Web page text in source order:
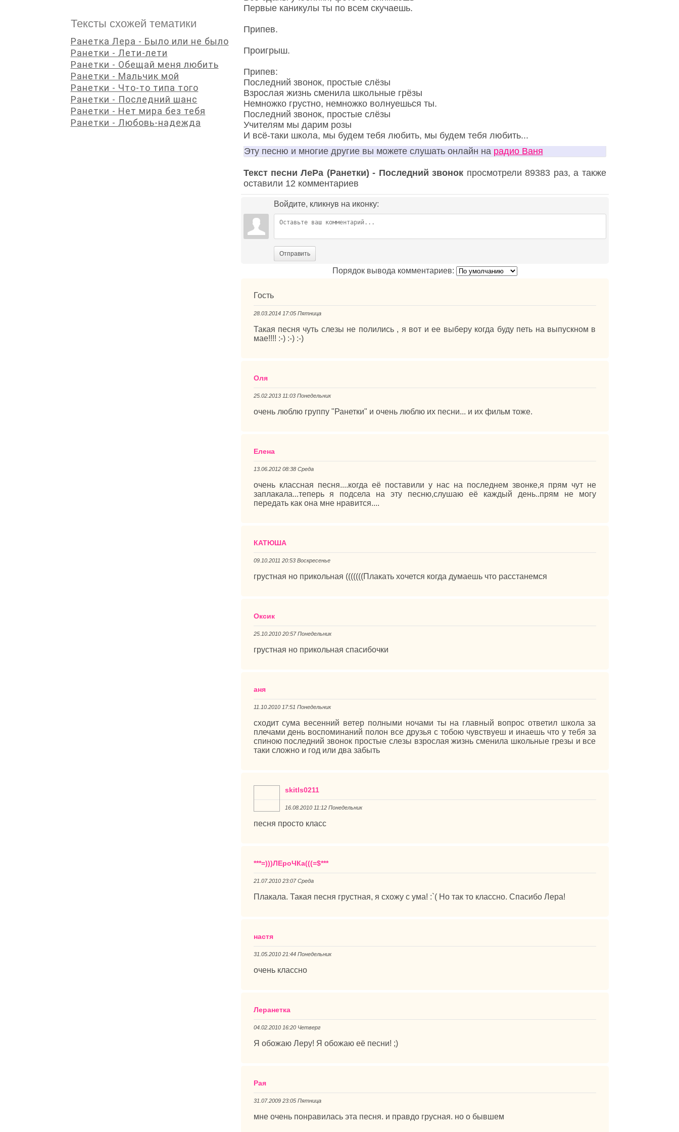
Первые каникулы ты по всем скучаешь.
Припев.
Проигрыш.
Припев:
Последний звонок, простые слёзы
Взрослая жизнь сменила школьные грёзы
Немножко грустно, немножко волнуешься ты.
Последний звонок, простые слёзы
Учителям мы дарим розы
И всё-таки школа, мы будем тебя любить, мы будем тебя любить...
Эту песню и многие другие вы можете слушать онлайн на радио Ваня
Текст песни ЛеРа (Ранетки) - Последний звонок просмотрели 89383 раз, а также
оставили 12 комментариев
Войдите, кликнув на иконку:
Отправить
Порядок вывода комментариев:
Гость
28.03.2014 17:05 Пятница
Такая песня чуть слезы не полились , я вот и ее выберу когда буду петь на выпускном в
мае!!!! :-) :-) :-)
Оля
25.02.2013 11:03 Понедельник
очень люблю группу "Ранетки" и очень люблю их песни... и их фильм тоже.
Елена
13.06.2012 08:38 Среда
очень классная песня....когда её поставили у нас на последнем звонке,я прям чут не
заплакала...теперь я подсела на эту песню,слушаю её каждый день..прям не могу
передать как она мне нравится....
КАТЮША
09.10.2011 20:53 Воскресенье
грустная но прикольная (((((((Плакать хочется когда думаешь что расстанемся
Оксик
25.10.2010 20:57 Понедельник
грустная но прикольная спасибочки
аня
11.10.2010 17:51 Понедельник
сходит сума весенний ветер полными ночами ты на главный вопрос ответил школа за
плечами день воспоминаний полон все друзья с тобою чувствуеш и инаешь что у тебя за
спиною последний звонок простые слезы взрослая жизнь сменила школьные грезы и все
таки сложно и год или два забыть
skitls0211
16.08.2010 11:12 Понедельник
песня просто класс
***=)))ЛЕроЧКа(((=$***
21.07.2010 23:07 Среда
Плакала. Такая песня грустная, я схожу с ума! :`( Но так то классно. Спасибо Лера!
настя
31.05.2010 21:44 Понедельник
очень классно
Леранетка
04.02.2010 16:20 Четверг
Я обожаю Леру! Я обожаю её песни! ;)
Рая
31.07.2009 23:05 Пятница
мне очень понравилась эта песня. и правдо грусная. но о бывшем
Тексты схожей тематики
Ранетка Лера - Было или не было
Ранетки - Лети-лети
Ранетки - Обещай меня любить
Ранетки - Мальчик мой
Ранетки - Что-то типа того
Ранетки - Последний шанс
Ранетки - Нет мира без тебя
Ранетки - Любовь-надежда